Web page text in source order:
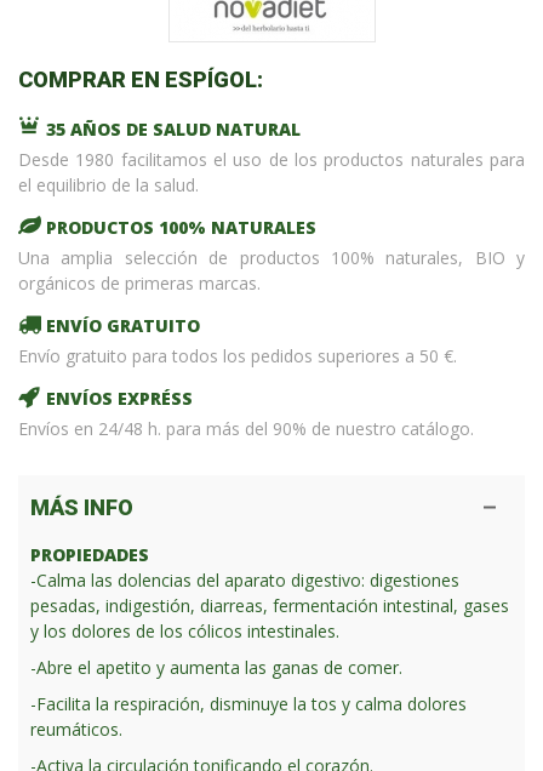
COMPRAR EN ESPÍGOL:
35 AÑOS DE SALUD NATURAL
Desde 1980 facilitamos el uso de los productos naturales para
el equilibrio de la salud.
PRODUCTOS 100% NATURALES
Una amplia selección de productos 100% naturales, BIO y
orgánicos de primeras marcas.
ENVÍO GRATUITO
Envío gratuito para todos los pedidos superiores a 50 €.
ENVÍOS EXPRÉSS
Envíos en 24/48 h. para más del 90% de nuestro catálogo.
MÁS INFO
PROPIEDADES
-Calma las dolencias del aparato digestivo: digestiones
pesadas, indigestión, diarreas, fermentación intestinal, gases
y los dolores de los cólicos intestinales.
-Abre el apetito y aumenta las ganas de comer.
-Facilita la respiración, disminuye la tos y calma dolores
reumáticos.
-Activa la circulación tonificando el corazón.